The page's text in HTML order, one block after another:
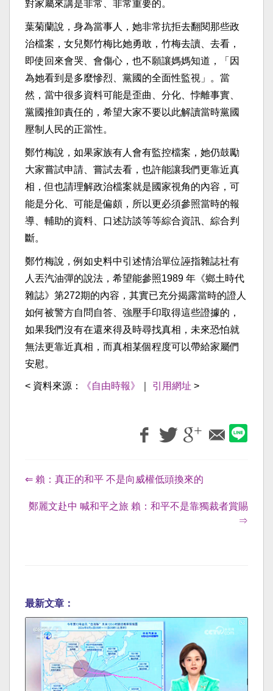
對家屬來講是非常、非常重要的。
葉菊蘭說，身為當事人，她非常抗拒去翻閱那些政
治檔案，女兒鄭竹梅比她勇敢，竹梅去讀、去看，
即使回來會哭、會傷心，也不願讓媽媽知道，「因
為她看到是多麼慘烈、黨國的全面性監視」。當
然，當中很多資料可能是歪曲、分化、悖離事實、
黨國推卸責任的，希望大家不要以此解讀當時黨國
壓制人民的正當性。
鄭竹梅說，如果家族有人會有監控檔案，她仍鼓勵
大家嘗試申請、嘗試去看，也許能讓我們更靠近真
相，但也請理解政治檔案就是國家視角的內容，可
能是分化、可能是偏頗，所以更必須參照當時的報
導、輔助的資料、口述訪談等等綜合資訊、綜合判
斷。
鄭竹梅說，例如史料中引述情治單位誣指雜誌社有
人丟汽油彈的說法，希望能參照1989 年《鄉土時代
雜誌》第272期的內容，其實已充分揭露當時的證人
如何被警方自問自答、強壓手印取得這些證據的，
如果我們沒有在還來得及時尋找真相，未來恐怕就
無法更靠近真相，而真相某個程度可以帶給家屬們
安慰。
< 資料來源： 《自由時報》 引用網址 >
⇐ 賴：真正的和平 不是向威權低頭換來的
鄭麗文赴中 喊和平之旅 賴：和平不是靠獨裁者賞賜
⇒
最新文章：